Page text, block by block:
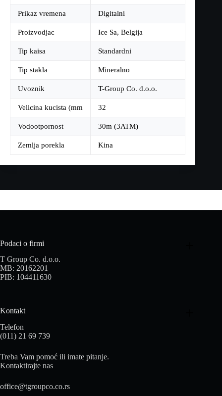
Prikaz vremena Digitalni
Proizvodjac Ice Sa, Belgija
Tip kaisa Standardni
Tip stakla Mineralno
Uvoznik T-Group Co. d.o.o.
Velicina kucista (mm 32
Vodootpornost 30m (3ATM)
Zemlja porekla Kina
Podaci o firmi
T Group Co. d.o.o.
MB: 20162201
PIB: 104411630
Kontakt
Telefon
(011) 21 69 739
Treba Vam pomoć ili imate pitanje.
Kontaktirajte nas
office@tgroupco.co.rs